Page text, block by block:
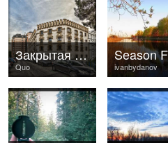
Quo
Закрытая позиция..
ivanbydanov